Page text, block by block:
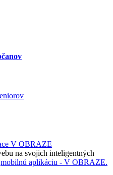
na svojich inteligentných
mobilnú aplikáciu - V OBRAZE.